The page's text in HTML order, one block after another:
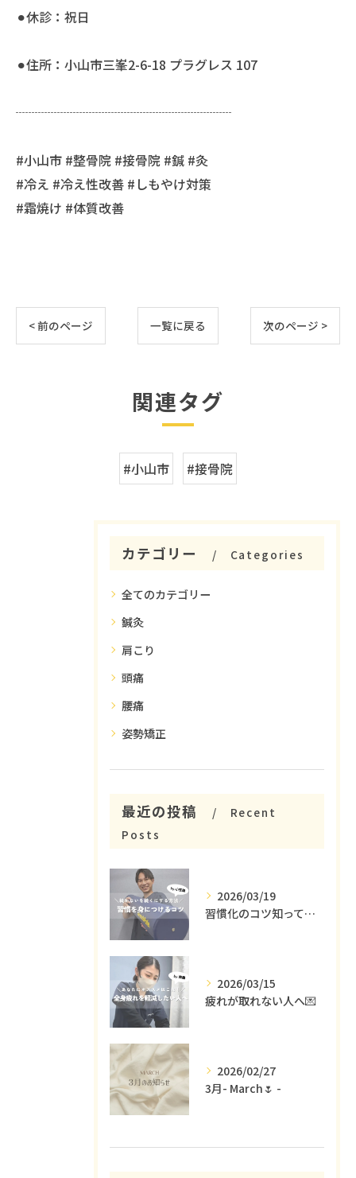
⚫︎休診：祝日
⚫︎住所：小山市三峯2-6-18 プラグレス 107
┈┈┈┈┈┈┈┈┈┈┈┈┈┈┈┈┈
#小山市 #整骨院 #接骨院 #鍼 #灸
#冷え #冷え性改善 #しもやけ対策
#霜焼け #体質改善
< 前のページ 一覧に戻る 次のページ >
関連タグ
#小山市 #接骨院
カテゴリー Categories
全てのカテゴリー
鍼灸
肩こり
頭痛
腰痛
姿勢矯正
最近の投稿
Recent
Posts
2026/03/19
習慣化のコツ知ってる😳？
2026/03/15
疲れが取れない人へ💌
2026/02/27
3月- March🌷 -